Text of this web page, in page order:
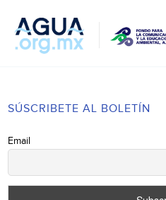
SÚSCRIBETE AL BOLETÍN
Email